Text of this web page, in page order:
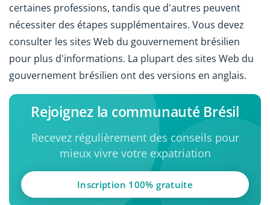
certaines professions, tandis que d'autres peuvent
nécessiter des étapes supplémentaires. Vous devez
consulter les sites Web du gouvernement brésilien
pour plus d'informations. La plupart des sites Web du
gouvernement brésilien ont des versions en anglais.
Rejoignez la communauté Brésil
Recevez régulièrement des conseils pour
mieux vivre votre expatriation
Inscription 100% gratuite